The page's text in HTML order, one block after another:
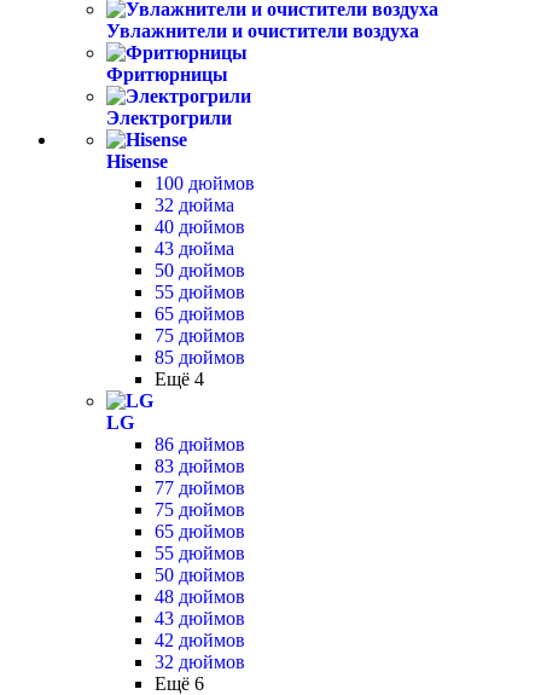
Увлажнители и очистители воздуха
Фритюрницы
Электрогрили
Hisense
100 дюймов
32 дюйма
40 дюймов
43 дюйма
50 дюймов
55 дюймов
65 дюймов
75 дюймов
85 дюймов
Ещё 4
LG
86 дюймов
83 дюймов
77 дюймов
75 дюймов
65 дюймов
55 дюймов
50 дюймов
48 дюймов
43 дюймов
42 дюймов
32 дюймов
Ещё 6